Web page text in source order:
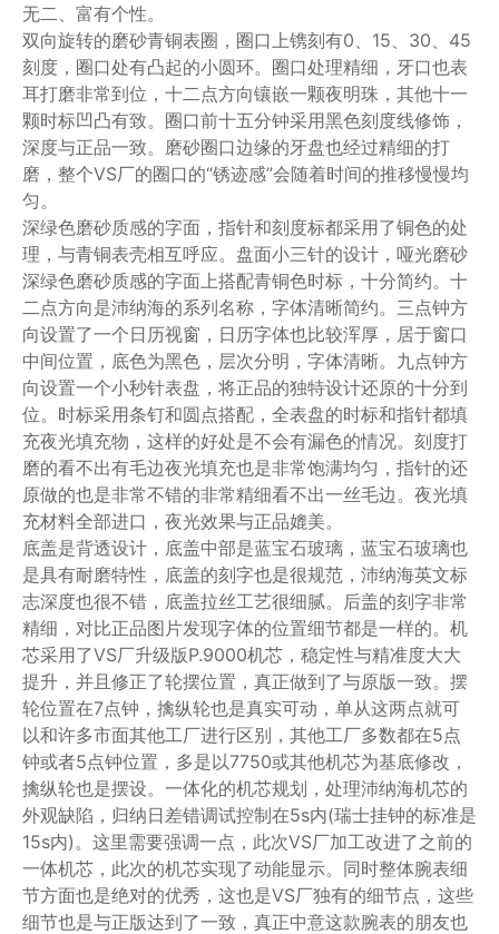
无二、富有个性。
双向旋转的磨砂青铜表圈，圈口上镌刻有0、15、30、45
刻度，圈口处有凸起的小圆环。圈口处理精细，牙口也表
耳打磨非常到位，十二点方向镶嵌一颗夜明珠，其他十一
颗时标凹凸有致。圈口前十五分钟采用黑色刻度线修饰，
深度与正品一致。磨砂圈口边缘的牙盘也经过精细的打
磨，整个VS厂的圈口的“锈迹感”会随着时间的推移慢慢均
匀。
深绿色磨砂质感的字面，指针和刻度标都采用了铜色的处
理，与青铜表壳相互呼应。盘面小三针的设计，哑光磨砂
深绿色磨砂质感的字面上搭配青铜色时标，十分简约。十
二点方向是沛纳海的系列名称，字体清晰简约。三点钟方
向设置了一个日历视窗，日历字体也比较浑厚，居于窗口
中间位置，底色为黑色，层次分明，字体清晰。九点钟方
向设置一个小秒针表盘，将正品的独特设计还原的十分到
位。时标采用条钉和圆点搭配，全表盘的时标和指针都填
充夜光填充物，这样的好处是不会有漏色的情况。刻度打
磨的看不出有毛边夜光填充也是非常饱满均匀，指针的还
原做的也是非常不错的非常精细看不出一丝毛边。夜光填
充材料全部进口，夜光效果与正品媲美。
底盖是背透设计，底盖中部是蓝宝石玻璃，蓝宝石玻璃也
是具有耐磨特性，底盖的刻字也是很规范，沛纳海英文标
志深度也很不错，底盖拉丝工艺很细腻。后盖的刻字非常
精细，对比正品图片发现字体的位置细节都是一样的。机
芯采用了VS厂升级版P.9000机芯，稳定性与精准度大大
提升，并且修正了轮摆位置，真正做到了与原版一致。摆
轮位置在7点钟，擒纵轮也是真实可动，单从这两点就可
以和许多市面其他工厂进行区别，其他工厂多数都在5点
钟或者5点钟位置，多是以7750或其他机芯为基底修改，
擒纵轮也是摆设。一体化的机芯规划，处理沛纳海机芯的
外观缺陷，归纳日差错调试控制在5s内(瑞士挂钟的标准是
15s内)。这里需要强调一点，此次VS厂加工改进了之前的
一体机芯，此次的机芯实现了动能显示。同时整体腕表细
节方面也是绝对的优秀，这也是VS厂独有的细节点，这些
细节也是与正版达到了一致，真正中意这款腕表的朋友也